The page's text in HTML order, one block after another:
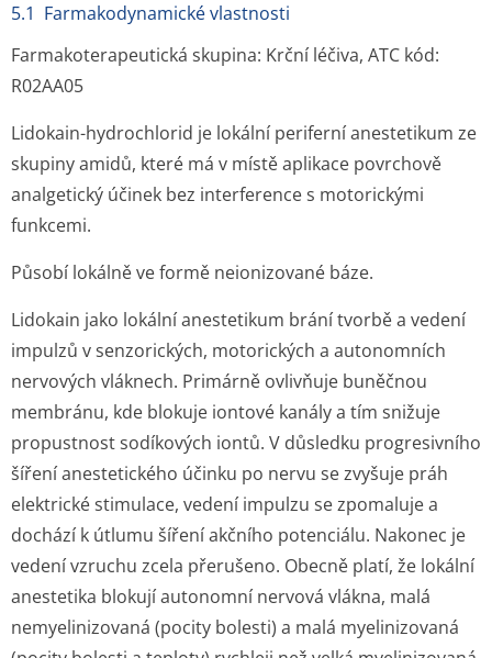
5.1 Farmakodynamické vlastnosti
Farmakoterapeutická skupina: Krční léčiva, ATC kód:
R02AA05
Lidokain-hydrochlorid je lokální periferní anestetikum ze
skupiny amidů, které má v místě aplikace povrchově
analgetický účinek bez interference s motorickými
funkcemi.
Působí lokálně ve formě neionizované báze.
Lidokain jako lokální anestetikum brání tvorbě a vedení
impulzů v senzorických, motorických a autonomních
nervových vláknech. Primárně ovlivňuje buněčnou
membránu, kde blokuje iontové kanály a tím snižuje
propustnost sodíkových iontů. V důsledku progresivního
šíření anestetického účinku po nervu se zvyšuje práh
elektrické stimulace, vedení impulzu se zpomaluje a
dochází k útlumu šíření akčního potenciálu. Nakonec je
vedení vzruchu zcela přerušeno. Obecně platí, že lokální
anestetika blokují autonomní nervová vlákna, malá
nemyelinizovaná (pocity bolesti) a malá myelinizovaná